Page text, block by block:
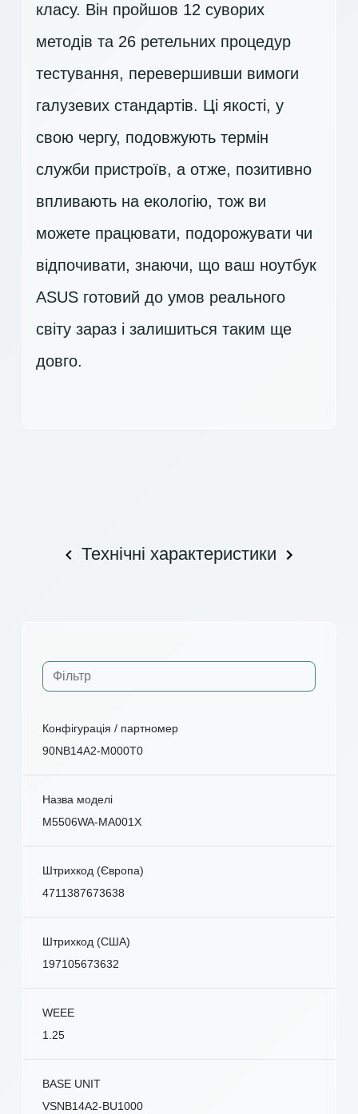
класу. Він пройшов 12 суворих
методів та 26 ретельних процедур
тестування, перевершивши вимоги
галузевих стандартів. Ці якості, у
свою чергу, подовжують термін
служби пристроїв, а отже, позитивно
впливають на екологію, тож ви
можете працювати, подорожувати чи
відпочивати, знаючи, що ваш ноутбук
ASUS готовий до умов реального
світу зараз і залишиться таким ще
довго.
Технічні характеристики
Конфігурація / партномер
90NB14A2-M000T0
Назва моделі
M5506WA-MA001X
Штрихкод (Європа)
4711387673638
Штрихкод (США)
197105673632
WEEE
1.25
BASE UNIT
VSNB14A2-BU1000